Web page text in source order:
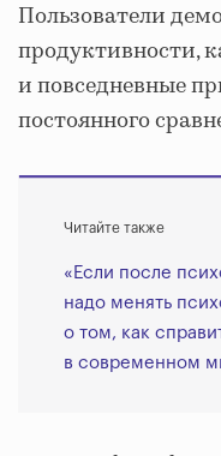
Пользователи
продуктивности,
и повседневные
постоянного
Читайте также
«Если после
надо менять
о том, как
в современном